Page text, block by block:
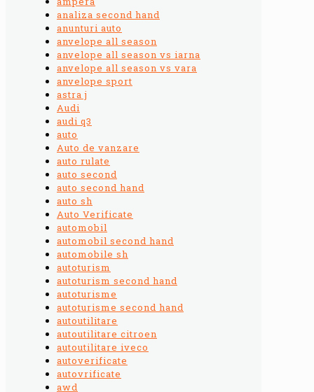
analiza second hand
anunturi auto
anvelope all season
anvelope all season vs iarna
anvelope all season vs vara
anvelope sport
astra j
Audi
audi q3
auto
Auto de vanzare
auto rulate
auto second
auto second hand
auto sh
Auto Verificate
automobil
automobil second hand
automobile sh
autoturism
autoturism second hand
autoturisme
autoturisme second hand
autoutilitare
autoutilitare citroen
autoutilitare iveco
autoverificate
autovrificate
awd